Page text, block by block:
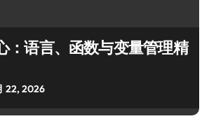
：语言、函数与变量管理精
22, 2026